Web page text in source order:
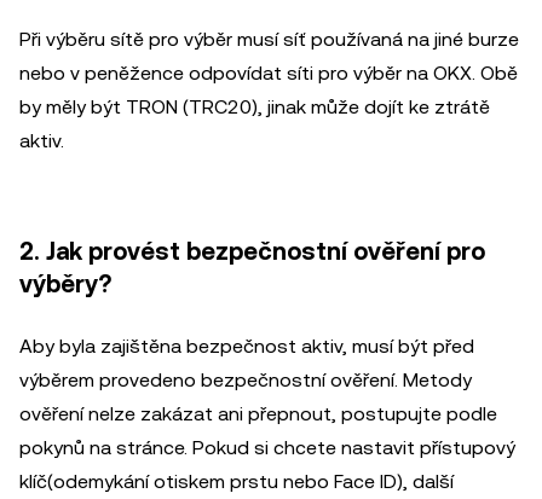
Při výběru sítě pro výběr musí síť používaná na jiné burze
nebo v peněžence odpovídat síti pro výběr na OKX. Obě
by měly být TRON (TRC20), jinak může dojít ke ztrátě
aktiv.
2. Jak provést bezpečnostní ověření pro
výběry?
Aby byla zajištěna bezpečnost aktiv, musí být před
výběrem provedeno bezpečnostní ověření. Metody
ověření nelze zakázat ani přepnout, postupujte podle
pokynů na stránce. Pokud si chcete nastavit přístupový
klíč(odemykání otiskem prstu nebo Face ID), další